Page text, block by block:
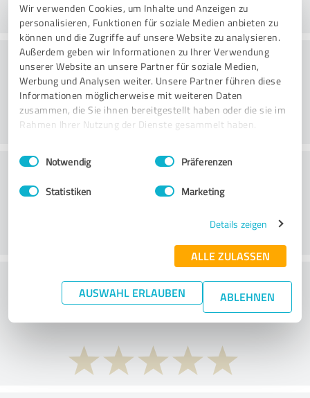
Wir verwenden Cookies, um Inhalte und Anzeigen zu
personalisieren, Funktionen für soziale Medien anbieten zu
können und die Zugriffe auf unsere Website zu analysieren.
Außerdem geben wir Informationen zu Ihrer Verwendung
unserer Website an unsere Partner für soziale Medien,
Werbung und Analysen weiter. Unsere Partner führen diese
Informationen möglicherweise mit weiteren Daten
zusammen, die Sie ihnen bereitgestellt haben oder die sie im
Rahmen Ihrer Nutzung der Dienste gesammelt haben.
Impressum Datenschutzbestimmungen
Einwilligungsauswahl
Notwendig Präferenzen
Statistiken Marketing
Details zeigen
ALLE ZULASSEN
AUSWAHL ERLAUBEN ABLEHNEN
Konsultatsioon
Klienditeenindus
What do you think of the price to
performance ratio?